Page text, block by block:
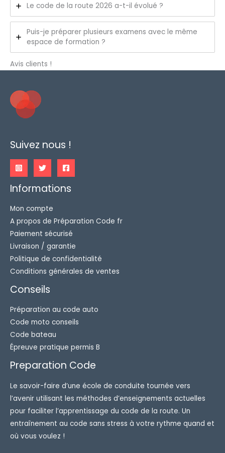
Le code de la route 2026 a-t-il évolué ?
Puis-je préparer plusieurs examens avec le même
espace de formation ?
Avis clients !
Suivez nous !
Informations
Mon compte
A propos de Préparation Code fr
Paiement sécurisé
Livraison / garantie
Politique de confidentialité
Conditions générales de ventes
Conseils
Préparation au code auto
Code moto conseils
Code bateau
Épreuve pratique permis B
Preparation Code
Le savoir-faire d’une école de conduite tournée vers
l’avenir utilisant les méthodes d’enseignements actuelles
pour faciliter l’apprentissage du code de la route. Un
entraînement au code sans stress à votre rythme quand et
où vous voulez !